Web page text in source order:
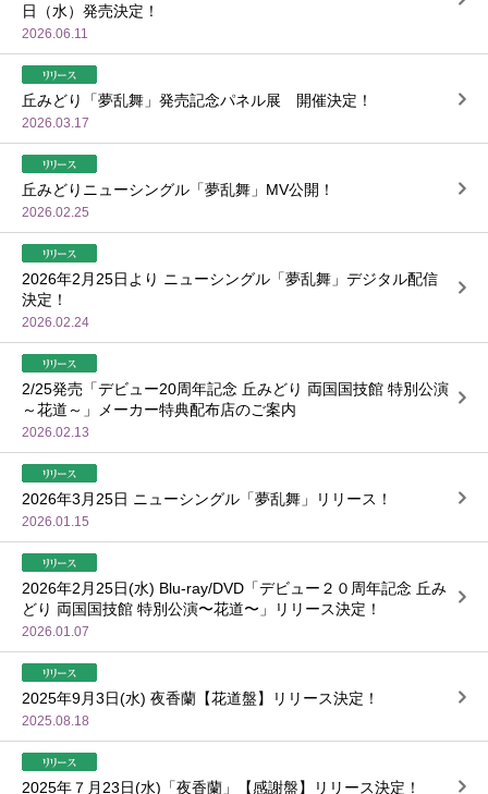
日（水）発売決定！
2026.06.11
丘みどり「夢乱舞」発売記念パネル展 開催決定！
2026.03.17
丘みどりニューシングル「夢乱舞」MV公開！
2026.02.25
2026年2月25日より ニューシングル「夢乱舞」デジタル配信
決定！
2026.02.24
2/25発売「デビュー20周年記念 丘みどり 両国国技館 特別公演
～花道～」メーカー特典配布店のご案内
2026.02.13
2026年3月25日 ニューシングル「夢乱舞」リリース！
2026.01.15
2026年2月25日(水) Blu-ray/DVD「デビュー２０周年記念 丘み
どり 両国国技館 特別公演〜花道〜」リリース決定！
2026.01.07
2025年9月3日(水) 夜香蘭【花道盤】リリース決定！
2025.08.18
2025年７月23日(水)「夜香蘭」【感謝盤】リリース決定！